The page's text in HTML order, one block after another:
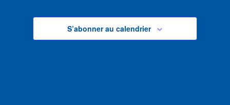
S’abonner au calendrier